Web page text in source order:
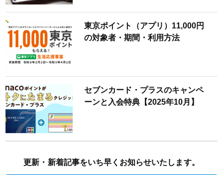
東京ポイント（アプリ）11,000円
の対象者・期間・利用方法
セブンカード・プラスのキャンペ
ーンと入会特典【2025年10月】
更新・新着記事をいち早くお知らせいたします。